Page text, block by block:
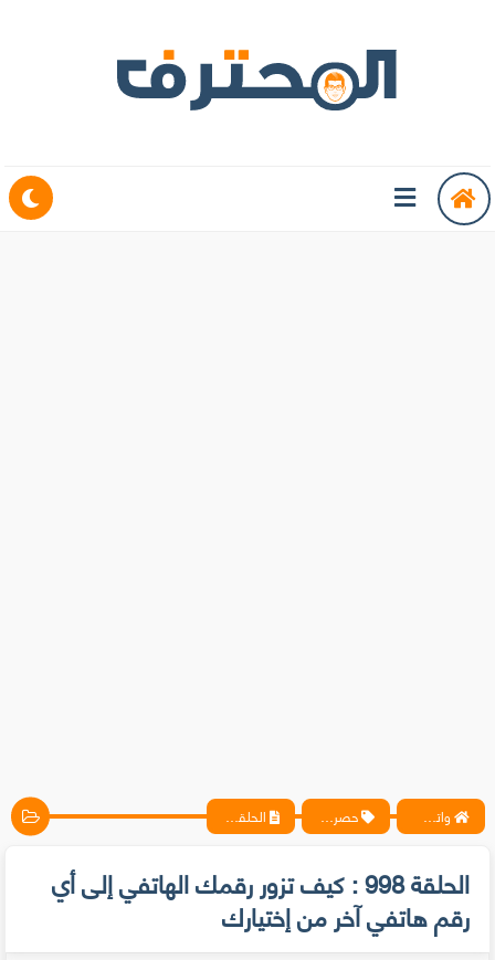
واتس آب ، فيسبوك ، أنترنت ، شروحات تقنية حصرية - المحترف حصريات الحلقة 998 : كيف تزور رقمك الهاتفي إلى أي رقم هاتفي آخر من إختيارك
الحلقة 998 : كيف تزور رقمك الهاتفي إلى أي
رقم هاتفي آخر من إختيارك